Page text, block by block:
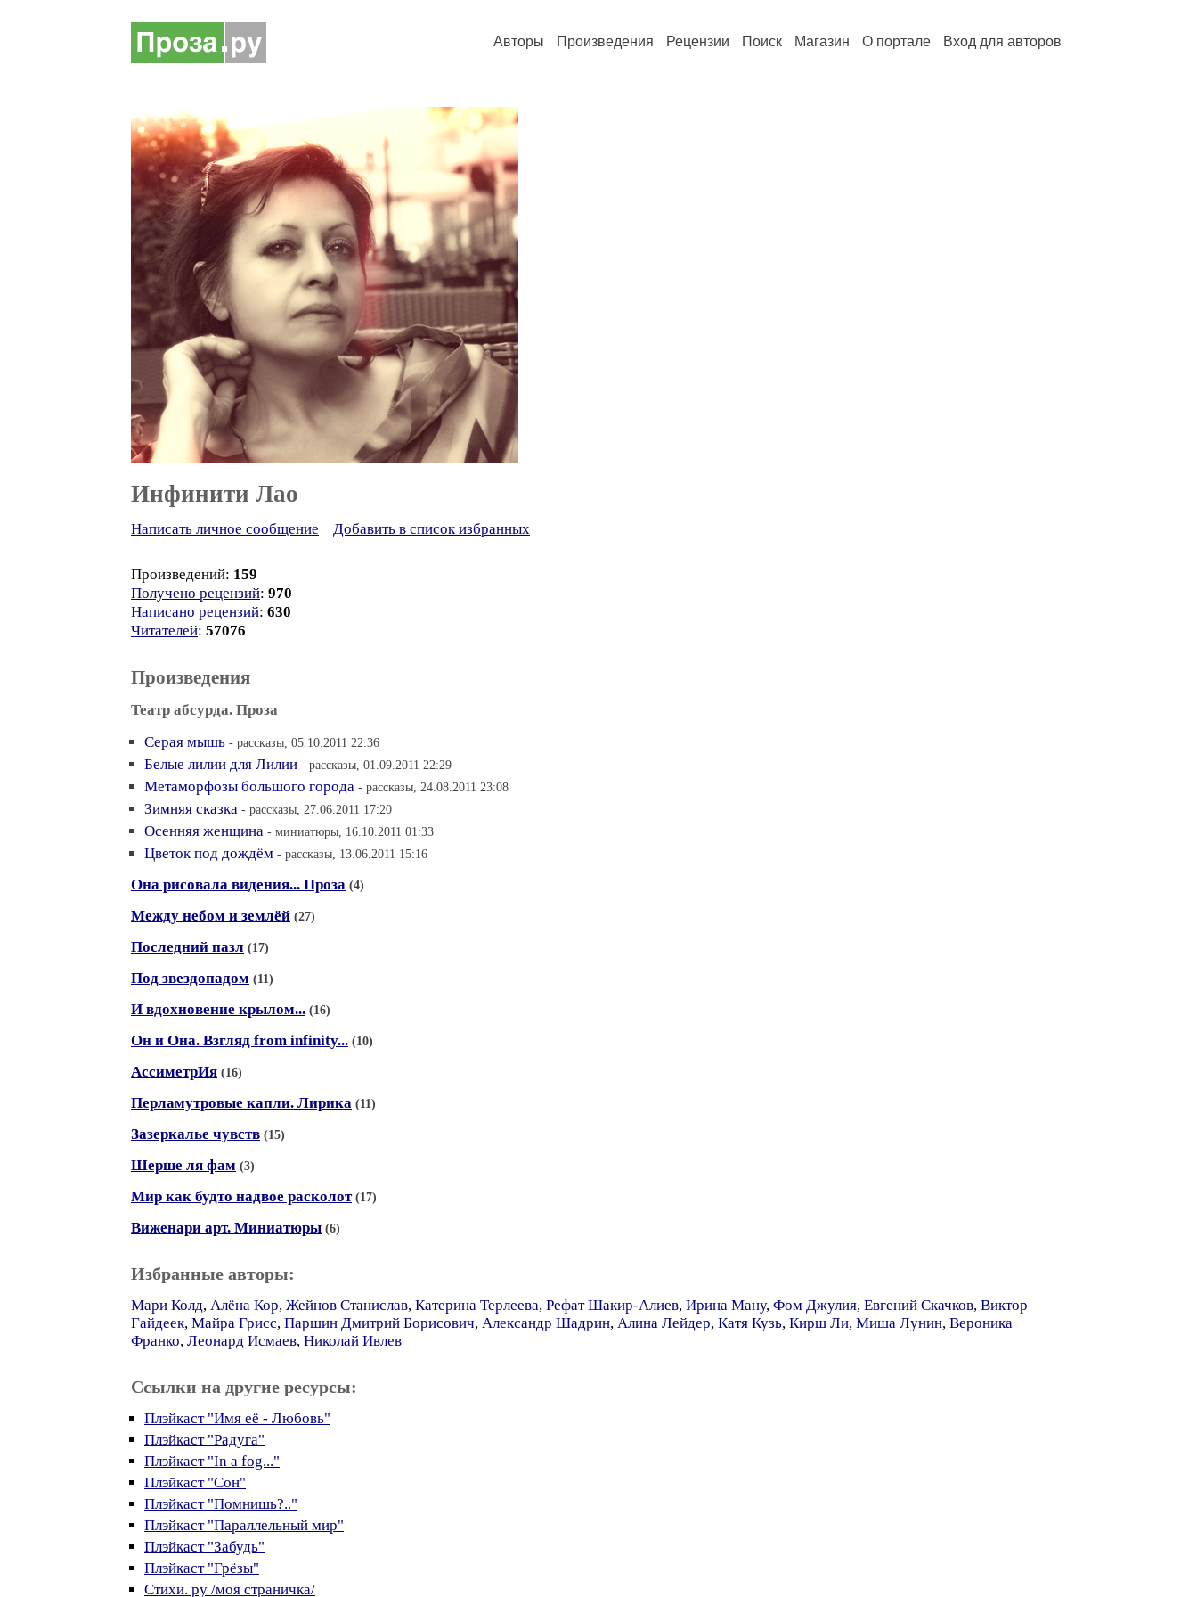
Авторы Произведения Рецензии Поиск Магазин О портале Вход для авторов
Инфинити Лао
Написать личное сообщение Добавить в список избранных
Произведений: 159
Получено рецензий: 970
Написано рецензий: 630
Читателей: 57076
Произведения
Театр абсурда. Проза
Серая мышь - рассказы, 05.10.2011 22:36
Белые лилии для Лилии - рассказы, 01.09.2011 22:29
Метаморфозы большого города - рассказы, 24.08.2011 23:08
Зимняя сказка - рассказы, 27.06.2011 17:20
Осенняя женщина - миниатюры, 16.10.2011 01:33
Цветок под дождём - рассказы, 13.06.2011 15:16
Она рисовала видения... Проза (4)
Между небом и землёй (27)
Последний пазл (17)
Под звездопадом (11)
И вдохновение крылом... (16)
Он и Она. Взгляд from infinity... (10)
АссиметрИя (16)
Перламутровые капли. Лирика (11)
Зазеркалье чувств (15)
Шерше ля фам (3)
Мир как будто надвое расколот (17)
Виженари арт. Миниатюры (6)
Избранные авторы:
Мари Колд, Алёна Кор, Жейнов Станислав, Катерина Терлеева, Рефат Шакир-Алиев, Ирина Ману, Фом Джулия, Евгений Скачков, Виктор
Гайдеек, Майра Грисс, Паршин Дмитрий Борисович, Александр Шадрин, Алина Лейдер, Катя Кузь, Кирш Ли, Миша Лунин, Вероника
Франко, Леонард Исмаев, Николай Ивлев
Ссылки на другие ресурсы:
Плэйкаст "Имя её - Любовь"
Плэйкаст "Радуга"
Плэйкаст "In a fog..."
Плэйкаст "Сон"
Плэйкаст "Помнишь?.."
Плэйкаст "Параллельный мир"
Плэйкаст "Забудь"
Плэйкаст "Грёзы"
Стихи. ру /моя страничка/